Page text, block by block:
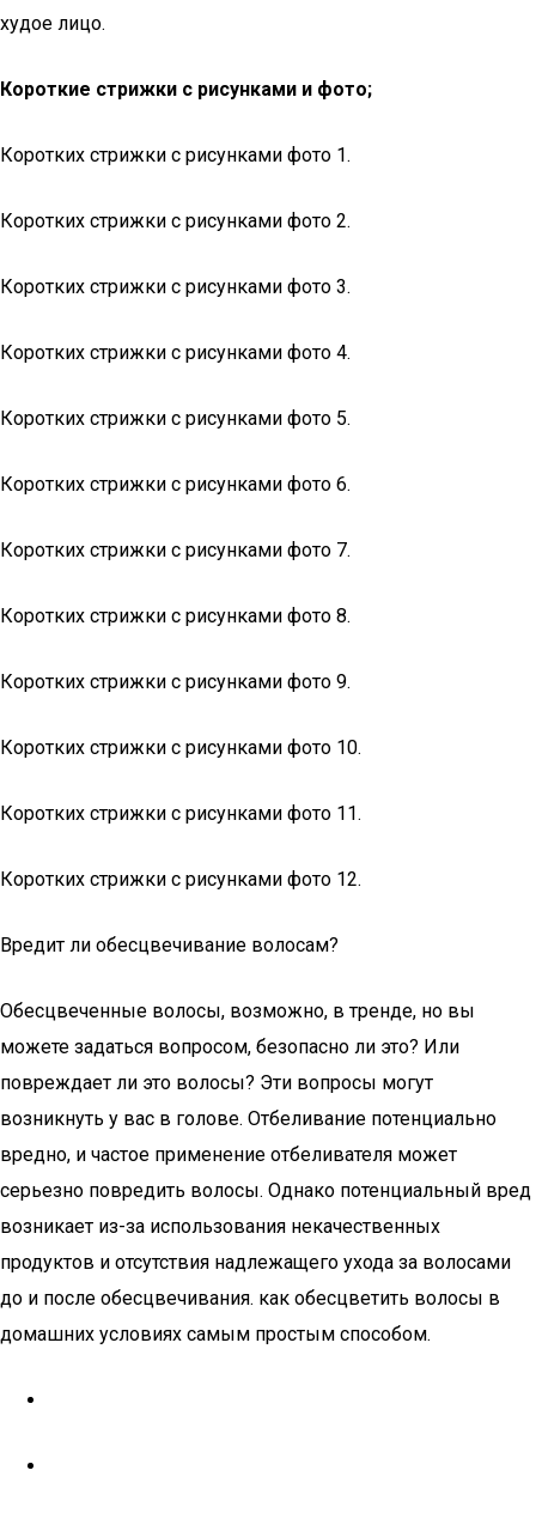
худое лицо.
Короткие стрижки с рисунками и фото;
Коротких стрижки с рисунками фото 1.
Коротких стрижки с рисунками фото 2.
Коротких стрижки с рисунками фото 3.
Коротких стрижки с рисунками фото 4.
Коротких стрижки с рисунками фото 5.
Коротких стрижки с рисунками фото 6.
Коротких стрижки с рисунками фото 7.
Коротких стрижки с рисунками фото 8.
Коротких стрижки с рисунками фото 9.
Коротких стрижки с рисунками фото 10.
Коротких стрижки с рисунками фото 11.
Коротких стрижки с рисунками фото 12.
Вредит ли обесцвечивание волосам?
Обесцвеченные волосы, возможно, в тренде, но вы
можете задаться вопросом, безопасно ли это? Или
повреждает ли это волосы? Эти вопросы могут
возникнуть у вас в голове. Отбеливание потенциально
вредно, и частое применение отбеливателя может
серьезно повредить волосы. Однако потенциальный вред
возникает из-за использования некачественных
продуктов и отсутствия надлежащего ухода за волосами
до и после обесцвечивания. как обесцветить волосы в
домашних условиях самым простым способом.